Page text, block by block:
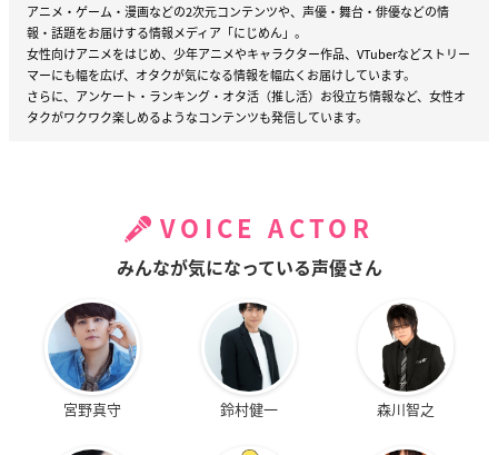
アニメ・ゲーム・漫画などの2次元コンテンツや、声優・舞台・俳優などの情
報・話題をお届けする情報メディア「にじめん」。
女性向けアニメをはじめ、少年アニメやキャラクター作品、VTuberなどストリー
マーにも幅を広げ、オタクが気になる情報を幅広くお届けしています。
さらに、アンケート・ランキング・オタ活（推し活）お役立ち情報など、女性オ
タクがワクワク楽しめるようなコンテンツも発信しています。
VOICE ACTOR
みんなが気になっている声優さん
宮野真守 鈴村健一 森川智之